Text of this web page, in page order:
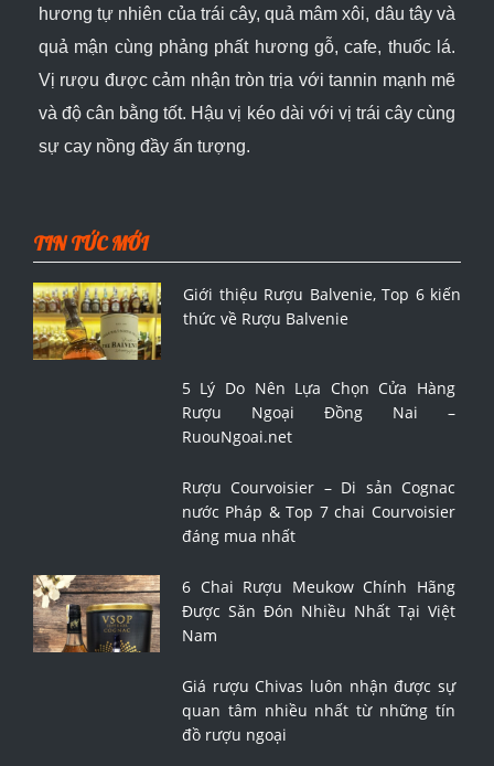
hương tự nhiên của trái cây, quả mâm xôi, dâu tây và
quả mận cùng phảng phất hương gỗ, cafe, thuốc lá.
Vị rượu được cảm nhận tròn trịa với tannin mạnh mẽ
và độ cân bằng tốt. Hậu vị kéo dài với vị trái cây cùng
sự cay nồng đầy ấn tượng.
TIN TỨC MỚI
Giới thiệu Rượu Balvenie, Top 6 kiến
thức về Rượu Balvenie
5 Lý Do Nên Lựa Chọn Cửa Hàng
Rượu Ngoại Đồng Nai –
RuouNgoai.net
Rượu Courvoisier – Di sản Cognac
nước Pháp & Top 7 chai Courvoisier
đáng mua nhất
6 Chai Rượu Meukow Chính Hãng
Được Săn Đón Nhiều Nhất Tại Việt
Nam
Giá rượu Chivas luôn nhận được sự
quan tâm nhiều nhất từ những tín
đồ rượu ngoại